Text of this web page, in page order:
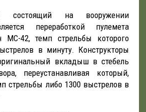
состоящий на вооружении
переработкой пулемета
МС-42, темп стрельбы которого
в минуту. Конструкторы
вкладыш в стебель
переустанавливая который,
стрельбы либо 1300 выстрелов в